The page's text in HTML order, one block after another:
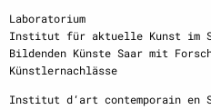
Laboratorium
Institut für aktuelle Kunst im
Bildenden Künste Saar mit
Künstlernachlässe
Institut d‘art contemporain en